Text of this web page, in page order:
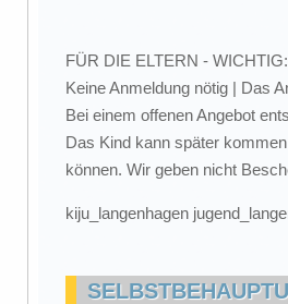
FÜR DIE ELTERN - WICHTIG:
Keine Anmeldung nötig | Das
Bei einem offenen Angebot
Das Kind kann später
können. Wir geben nicht
kiju_langenhagen